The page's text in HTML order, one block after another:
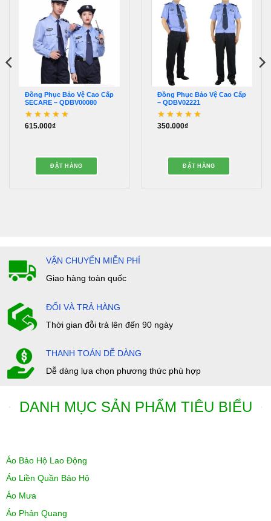
Đồng Phục Bảo Vệ Cao Cấp
SECARE – QDBV00080
Được xếp hạng
615.000₫
ĐẶT HÀNG
Đồng Phục Bảo Vệ Cao Cấp
– QDBV02221
Được xếp hạng
350.000₫
ĐẶT HÀNG
VẬN CHUYỂN MIỄN PHÍ
Giao hàng toàn quốc
ĐỔI VÀ TRẢ HÀNG
Thời gian đỗi trả lên đến 90 ngày
THANH TOÁN DỄ DÀNG
Dễ dàng lựa chọn phương thức phù hợp
DANH MỤC SẢN PHẨM TIÊU BIỂU
Áo Bảo Hộ Lao Động
Áo Liền Quần Bảo Hộ
Áo Mưa
Áo Phản Quang